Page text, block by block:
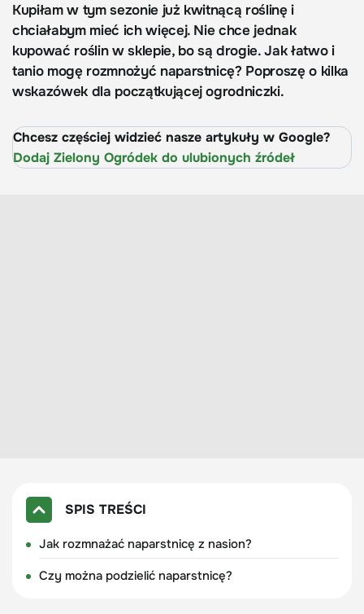
Kupiłam w tym sezonie już kwitnącą roślinę i
chciałabym mieć ich więcej. Nie chce jednak
kupować roślin w sklepie, bo są drogie. Jak łatwo i
tanio mogę rozmnożyć naparstnicę? Poproszę o kilka
wskazówek dla początkującej ogrodniczki.
Chcesz częściej widzieć nasze artykuły w Google?
Dodaj Zielony Ogródek do ulubionych źródeł
SPIS TREŚCI
Jak rozmnażać naparstnicę z nasion?
Czy można podzielić naparstnicę?